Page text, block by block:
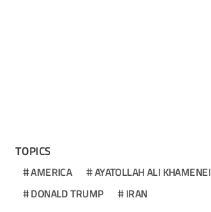
TOPICS
AMERICA
AYATOLLAH ALI KHAMENEI
DONALD TRUMP
IRAN